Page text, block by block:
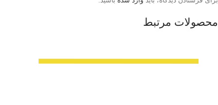
محصولات مرتبط